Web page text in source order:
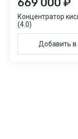
669 000 ₽
Концентратор
(4.0)
Добавить в